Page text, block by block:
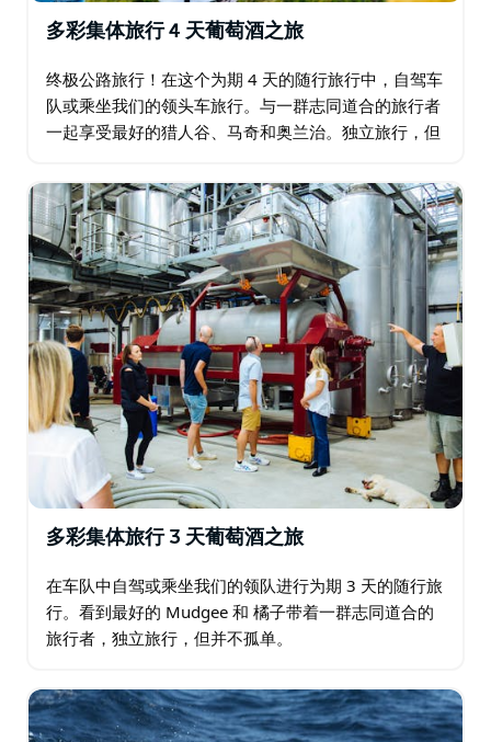
多彩集体旅行 4 天葡萄酒之旅
终极公路旅行！在这个为期 4 天的随行旅行中，自驾车
队或乘坐我们的领头车旅行。与一群志同道合的旅行者
一起享受最好的猎人谷、马奇和奥兰治。独立旅行，但
多彩集体旅行 3 天葡萄酒之旅
在车队中自驾或乘坐我们的领队进行为期 3 天的随行旅
行。看到最好的 Mudgee 和 橘子带着一群志同道合的
旅行者，独立旅行，但并不孤单。